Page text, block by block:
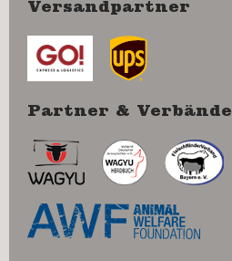
Versandpartner
Partner & Verbände